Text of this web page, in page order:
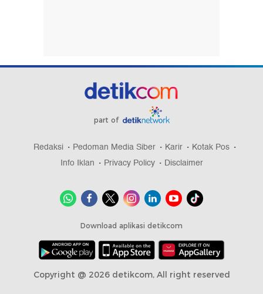
part of
Redaksi Pedoman Media Siber Karir
Kotak Pos
Info Iklan
Privacy Policy Disclaimer
Download aplikasi detikcom
Copyright @ 2026 detikcom, All right reserved